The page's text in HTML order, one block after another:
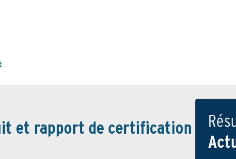
et rapport de certification